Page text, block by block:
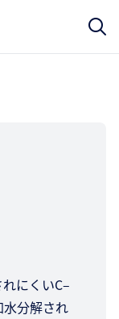
にくいC–
水分解され